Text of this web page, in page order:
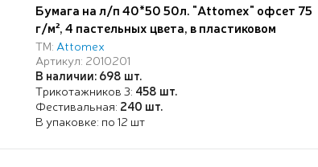
Бумага на л/п 40*50 50л. "Attomex" офсет 75
г/м², 4 пастельных цвета, в пластиковом
пакете с европодвесом
ТМ: Attomex
Артикул: 2010201
В наличии: 698 шт.
Трикотажников 3: 458 шт.
Фестивальная: 240 шт.
В упаковке: по 12 шт